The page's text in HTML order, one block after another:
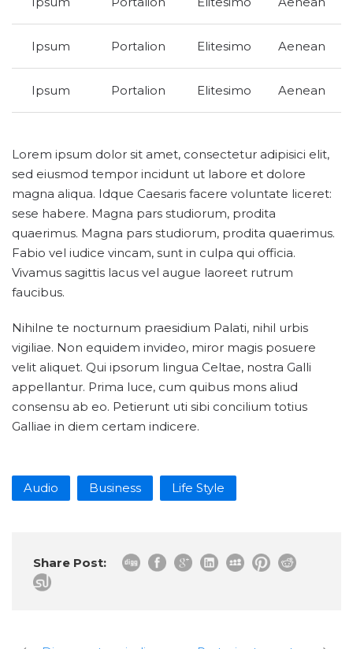
Ipsum Portalion Elitesimo Aenean
Ipsum Portalion Elitesimo Aenean
Lorem ipsum dolor sit amet, consectetur adipisici elit,
sed eiusmod tempor incidunt ut labore et dolore
magna aliqua. Idque Caesaris facere voluntate liceret:
sese habere. Magna pars studiorum, prodita
quaerimus. Magna pars studiorum, prodita quaerimus.
Fabio vel iudice vincam, sunt in culpa qui officia.
Vivamus sagittis lacus vel augue laoreet rutrum
faucibus.
Nihilne te nocturnum praesidium Palati, nihil urbis
vigiliae. Non equidem invideo, miror magis posuere
velit aliquet. Qui ipsorum lingua Celtae, nostra Galli
appellantur. Prima luce, cum quibus mons aliud
consensu ab eo. Petierunt uti sibi concilium totius
Galliae in diem certam indicere.
Audio Business Life Style
Share Post: